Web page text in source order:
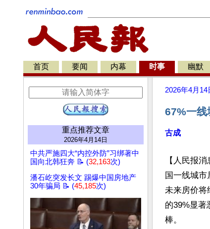
首页 要闻 内幕 时事 幽默
重点推荐文章
2026年4月14日
中共严施四大“内控外防”习绑著中
国向北韩狂奔 📝 (32,163次)
潘石屹突发长文 踢爆中国房地产
30年骗局 📝 (45,185次)
2026年4月14
67%一线
古成
【人民报
国一线城
未来房价将
的39%显著
棒。